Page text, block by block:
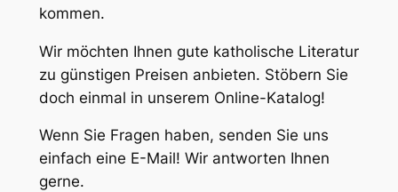
kommen.
Wir möchten Ihnen gute katholische Literatur
zu günstigen Preisen anbieten. Stöbern Sie
doch einmal in unserem Online-Katalog!
Wenn Sie Fragen haben, senden Sie uns
einfach eine E-Mail! Wir antworten Ihnen
gerne.